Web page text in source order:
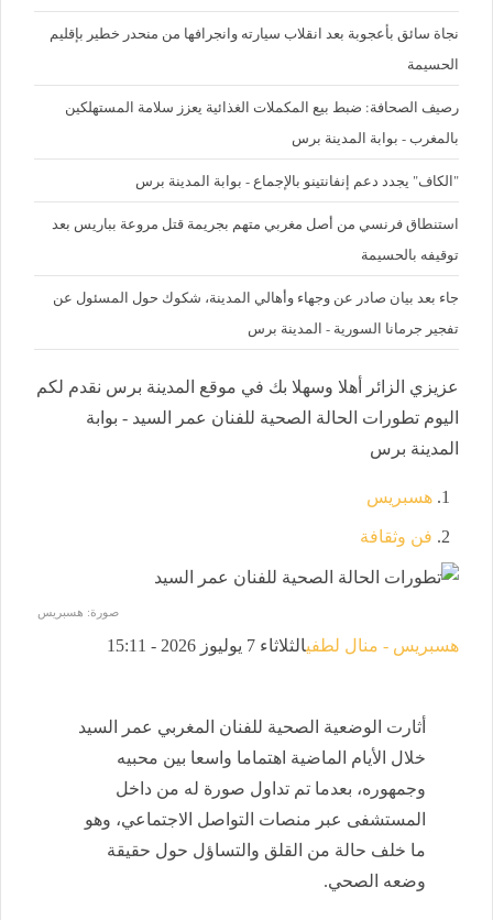
نجاة سائق بأعجوبة بعد انقلاب سيارته وانجرافها من منحدر خطير بإقليم
الحسيمة
رصيف الصحافة: ضبط بيع المكملات الغذائية يعزز سلامة المستهلكين
بالمغرب - بوابة المدينة برس
"الكاف" يجدد دعم إنفانتينو بالإجماع - بوابة المدينة برس
استنطاق فرنسي من أصل مغربي متهم بجريمة قتل مروعة بباريس بعد
توقيفه بالحسيمة
جاء بعد بيان صادر عن وجهاء وأهالي المدينة، شكوك حول المسئول عن
تفجير جرمانا السورية - المدينة برس
عزيزي الزائر أهلا وسهلا بك في موقع المدينة برس نقدم لكم
اليوم تطورات الحالة الصحية للفنان عمر السيد - بوابة
المدينة برس
هسبريس
فن وثقافة
صورة: هسبريس
هسبريس - منال لطفيالثلاثاء 7 يوليوز 2026 - 15:11
أثارت الوضعية الصحية للفنان المغربي عمر السيد
خلال الأيام الماضية اهتماما واسعا بين محبيه
وجمهوره، بعدما تم تداول صورة له من داخل
المستشفى عبر منصات التواصل الاجتماعي، وهو
ما خلف حالة من القلق والتساؤل حول حقيقة
وضعه الصحي.